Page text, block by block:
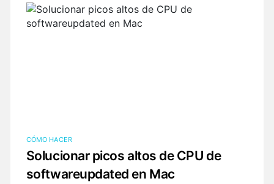
CÓMO HACER
Solucionar picos altos de CPU de
softwareupdated en Mac